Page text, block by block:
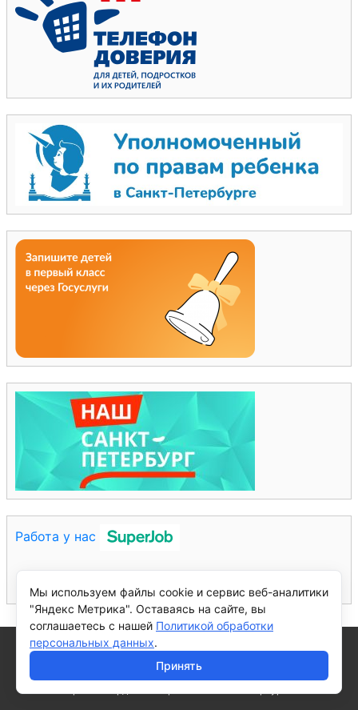
Работа у нас
© 2026 - Санкт-Петербургское государственное автономное
общеобразовательное учреждение средняя общеобразовательная
школа №577 с углубленным изучением английского языка
Мы используем файлы cookie и сервис веб-аналитики
"Яндекс Метрика". Оставаясь на сайте, вы
соглашаетесь с нашей Политикой обработки
персональных данных.
Принять